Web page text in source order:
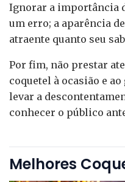
Ignorar a importância
um erro; a aparência
atraente quanto seu
Por fim, não prestar
coquetel à ocasião e
levar a
conhecer o público
Melhores